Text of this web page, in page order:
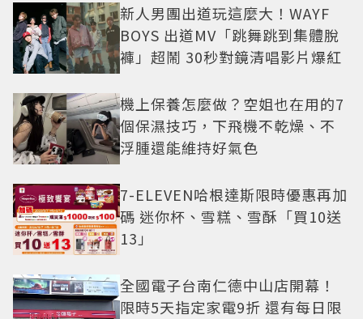
新人男團出道玩這麼大！WAYF
BOYS 出道MV「跳舞跳到集體脫
褲」超鬧 30秒對鏡清唱影片爆紅
機上保養怎麼做？空姐也在用的7
個保濕技巧，下飛機不乾燥、不
浮腫還能維持好氣色
7-ELEVEN哈根達斯限時優惠再加
碼 迷你杯、雪糕、雪酥「買10送
13」
全國電子台南仁德中山店開幕！
限時5天指定家電9折 還有每日限